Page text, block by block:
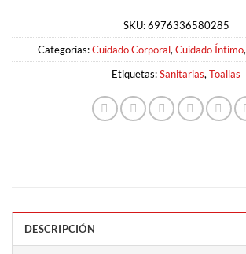
SKU:6976336580285
Categorías:Cuidado Corporal, Cuidado Íntimo,
Etiquetas:Sanitarias, Toallas
DESCRIPCIÓN